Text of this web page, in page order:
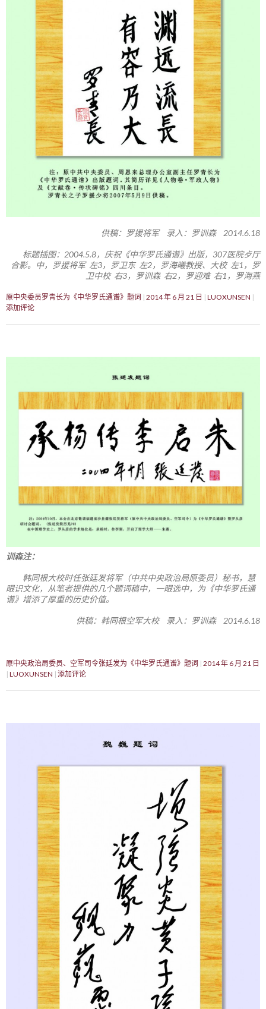
供稿：罗援将军 录入：罗训森 2014.6.18
标题插图：2004.5.8，庆祝《中华罗氏通谱》出版，307医院歺厅
合影。中，罗援将军 左3，罗卫东 左2，罗海曦教授、大校 左1，罗
卫中校 右3，罗训森 右2，罗迎难 右1，罗海燕
原中央委员罗青长为《中华罗氏通谱》题词 2014 年 6 月 21 日
LUOXUNSEN
添加评论
训森注：
韩同根大校时任张廷发将军（中共中央政治局原委员）秘书，慧
眼识文化，从笔者提供的几个题词稿中，一眼选中，为《中华罗氏通
谱》增添了厚重的历史价值。
供稿：韩同根空军大校 录入：罗训森 2014.6.18
原中央政治局委员、空军司令张廷发为《中华罗氏通谱》题词 2014 年 6 月 21 日
LUOXUNSEN 添加评论